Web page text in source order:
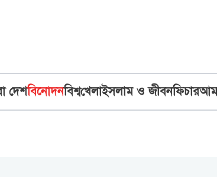
দেশবিনোদনবিশ্বখেলাইসলাম ও জীবনফিচার